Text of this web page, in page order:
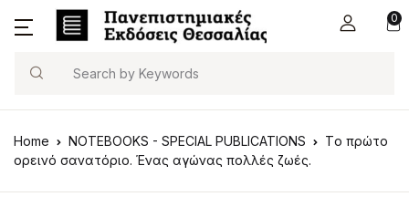
0
Search
Home NOTEBOOKS - SPECIAL PUBLICATIONS
Tο πρώτο
ορεινό σανατόριο. Ένας αγώνας πολλές ζωές.